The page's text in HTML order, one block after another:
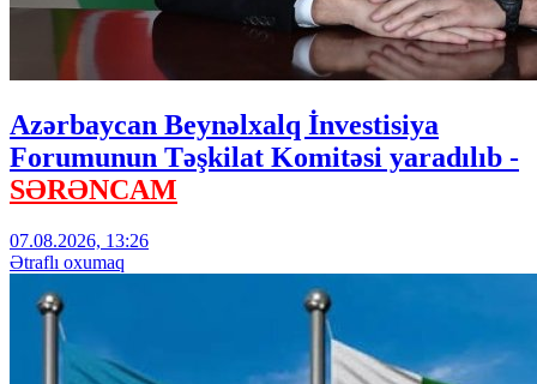
Azərbaycan Beynəlxalq İnvestisiya
Forumunun Təşkilat Komitəsi yaradılıb -
SƏRƏNCAM
07.08.2026, 13:26
Ətraflı oxumaq